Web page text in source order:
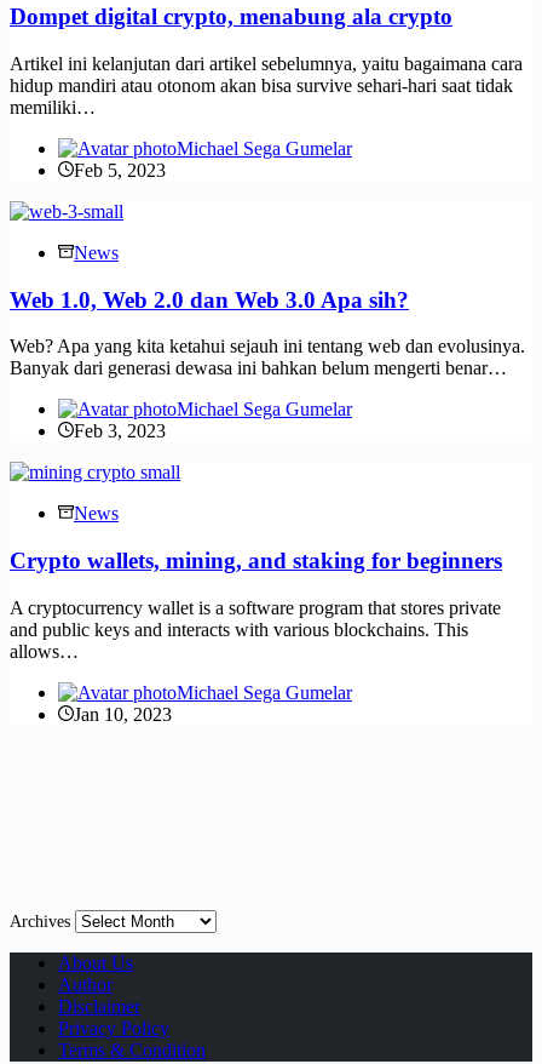
Dompet digital crypto, menabung ala crypto
Artikel ini kelanjutan dari artikel sebelumnya, yaitu bagaimana cara
hidup mandiri atau otonom akan bisa survive sehari-hari saat tidak
memiliki…
Michael Sega Gumelar
Feb 5, 2023
News
Web 1.0, Web 2.0 dan Web 3.0 Apa sih?
Web? Apa yang kita ketahui sejauh ini tentang web dan evolusinya.
Banyak dari generasi dewasa ini bahkan belum mengerti benar…
Michael Sega Gumelar
Feb 3, 2023
News
Crypto wallets, mining, and staking for beginners
A cryptocurrency wallet is a software program that stores private
and public keys and interacts with various blockchains. This
allows…
Michael Sega Gumelar
Jan 10, 2023
Archives
About Us
Author
Disclaimer
Privacy Policy
Terms & Condition